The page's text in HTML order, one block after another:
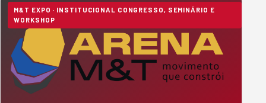
M&T EXPO · INSTITUCIONAL CONGRESSO, SEMINÁRIO E
WORKSHOP